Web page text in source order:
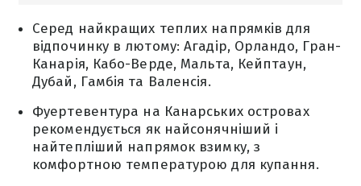
Серед найкращих теплих напрямків для
відпочинку в лютому: Агадір, Орландо, Гран-
Канарія, Кабо-Верде, Мальта, Кейптаун,
Дубай, Гамбія та Валенсія.
Фуертевентура на Канарських островах
рекомендується як найсонячніший і
найтепліший напрямок взимку, з
комфортною температурою для купання.